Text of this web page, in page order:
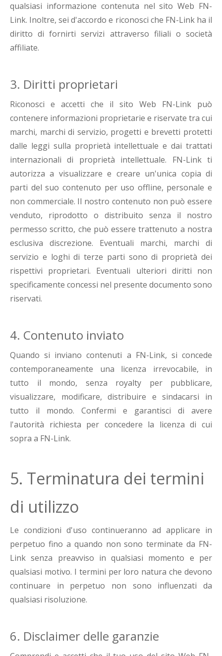
qualsiasi informazione contenuta nel sito Web FN-
Link. Inoltre, sei d'accordo e riconosci che FN-Link ha il
diritto di fornirti servizi attraverso filiali o società
affiliate.
3. Diritti proprietari
Riconosci e accetti che il sito Web FN-Link può
contenere informazioni proprietarie e riservate tra cui
marchi, marchi di servizio, progetti e brevetti protetti
dalle leggi sulla proprietà intellettuale e dai trattati
internazionali di proprietà intellettuale. FN-Link ti
autorizza a visualizzare e creare un'unica copia di
parti del suo contenuto per uso offline, personale e
non commerciale. Il nostro contenuto non può essere
venduto, riprodotto o distribuito senza il nostro
permesso scritto, che può essere trattenuto a nostra
esclusiva discrezione. Eventuali marchi, marchi di
servizio e loghi di terze parti sono di proprietà dei
rispettivi proprietari. Eventuali ulteriori diritti non
specificamente concessi nel presente documento sono
riservati.
4. Contenuto inviato
Quando si inviano contenuti a FN-Link, si concede
contemporaneamente una licenza irrevocabile, in
tutto il mondo, senza royalty per pubblicare,
visualizzare, modificare, distribuire e sindacarsi in
tutto il mondo. Confermi e garantisci di avere
l'autorità richiesta per concedere la licenza di cui
sopra a FN-Link.
5. Terminatura dei termini
di utilizzo
Le condizioni d'uso continueranno ad applicare in
perpetuo fino a quando non sono terminate da FN-
Link senza preavviso in qualsiasi momento e per
qualsiasi motivo. I termini per loro natura che devono
continuare in perpetuo non sono influenzati da
qualsiasi risoluzione.
6. Disclaimer delle garanzie